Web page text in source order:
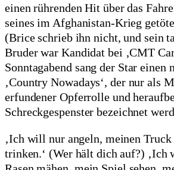
einen rührenden Hit über das
seines im Afghanistan-Krieg
(Brice schrieb ihn nicht, und sein
Bruder war Kandidat bei ‚CMT
Sonntagabend sang der Star einen
‚Country Nowadays‘, der nur als
erfundener Opferrolle und
Schreckgespenster bezeichnet
‚Ich will nur angeln, meinen
trinken.‘ (Wer hält dich auf?) ‚Ich